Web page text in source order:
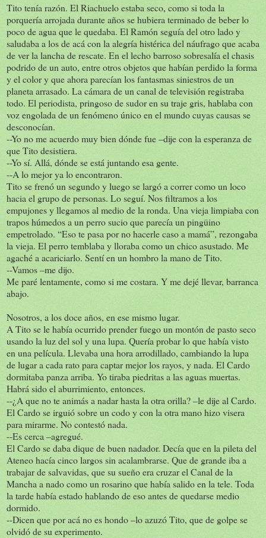
Tito tenía razón. El Riachuelo estaba seco, como si toda la
porquería arrojada durante años se hubiera terminado de beber lo
poco de agua que le quedaba. El Ramón seguía del otro lado y
saludaba a los de acá con la alegría histérica del náufrago que acaba
de ver la lancha de rescate. En el lecho barroso sobresalía el chasis
podrido de un auto, entre otros objetos que habían perdido la forma
y el color y que ahora parecían los fantasmas siniestros de un
planeta arrasado. La cámara de un canal de televisión registraba
todo. El periodista, pringoso de sudor en su traje gris, hablaba con
voz engolada de un fenómeno único en el mundo cuyas causas se
desconocían.
--Yo no me acuerdo muy bien dónde fue –dije con la esperanza de
que Tito desistiera.
--Yo sí. Allá, dónde se está juntando esa gente.
--A lo mejor ya lo encontraron.
Tito se frenó un segundo y luego se largó a correr como un loco
hacia el grupo de personas. Lo seguí. Nos filtramos a los
empujones y llegamos al medio de la ronda. Una vieja limpiaba con
trapos húmedos a un perro sucio que parecía un pingüino
empetrolado. “Eso te pasa por no hacerle caso a mamá”, rezongaba
la vieja. El perro temblaba y lloraba como un chico asustado. Me
agaché a acariciarlo. Sentí en un hombro la mano de Tito.
--Vamos –me dijo.
Me paré lentamente, como si me costara. Y me dejé llevar, barranca
abajo.
Nosotros, a los doce años, en ese mismo lugar.
A Tito se le había ocurrido prender fuego un montón de pasto seco
usando la luz del sol y una lupa. Quería probar lo que había visto
en una película. Llevaba una hora arrodillado, cambiando la lupa
de lugar a cada rato para captar mejor los rayos, y nada. El Cardo
dormitaba panza arriba. Yo tiraba piedritas a las aguas muertas.
Habrá sido el aburrimiento, entonces.
--¿A que no te animás a nadar hasta la otra orilla? –le dije al Cardo.
El Cardo se irguió sobre un codo y con la otra mano hizo visera
para mirarme. No contestó nada.
--Es cerca –agregué.
El Cardo se daba dique de buen nadador. Decía que en la pileta del
Ateneo hacía cinco largos sin acalambrarse. Que de grande iba a
trabajar de salvavidas, que su sueño era cruzar el Canal de la
Mancha a nado como un rosarino que había salido en la tele. Toda
la tarde había estado hablando de eso antes de quedarse medio
dormido.
--Dicen que por acá no es hondo –lo azuzó Tito, que de golpe se
olvidó de su experimento.